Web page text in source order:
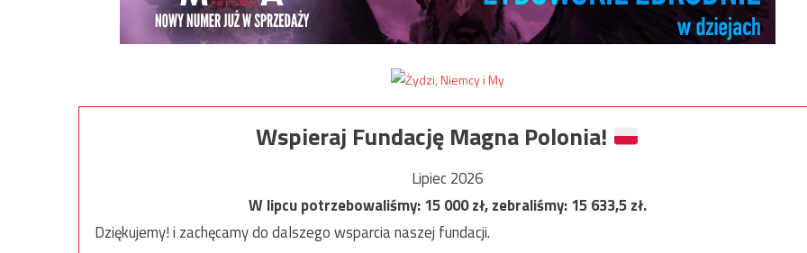
Wspieraj Fundację Magna Polonia!
Lipiec 2026
W lipcu potrzebowaliśmy:15 000zł, zebraliśmy:15 633,5zł.
Dziękujemy! i zachęcamy do dalszego wsparcia naszej fundacji.